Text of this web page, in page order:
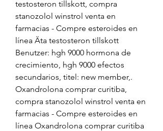
testosteron tillskott, compra
stanozolol winstrol venta en
farmacias - Compre esteroides en
línea Äta testosteron tillskott
Benutzer: hgh 9000 hormona de
crecimiento, hgh 9000 efectos
secundarios, titel: new member,.
Oxandrolona comprar curitiba,
compra stanozolol winstrol venta en
farmacias - Compre esteroides en
línea Oxandrolona comprar curitiba